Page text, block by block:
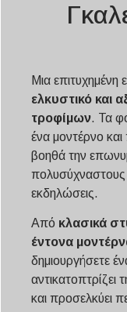
Μια επιτυχημένη
ελκυστικό και
τροφίμων. Τα
ένα μοντέρνο
βοηθά την
πολυσύχναστους
εκδηλώσεις.
Από κλασικά
έντονα
δημιουργήσετε
αντικατοπτρίζει
και προσελκύει